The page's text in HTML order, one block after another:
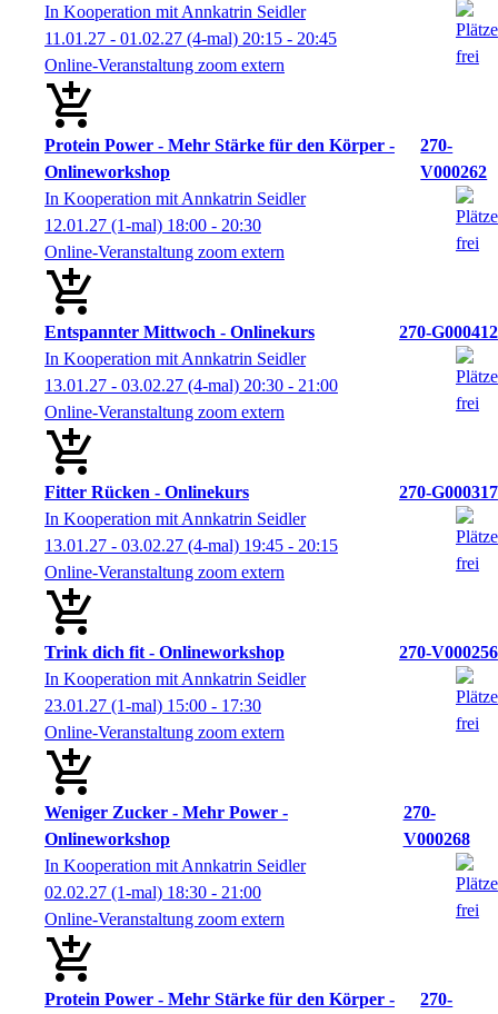
In Kooperation mit Annkatrin Seidler
11.01.27 - 01.02.27 (4-mal) 20:15 - 20:45
Online-Veranstaltung zoom extern
Protein Power - Mehr Stärke für den Körper -
Onlineworkshop
270-
V000262
In Kooperation mit Annkatrin Seidler
12.01.27 (1-mal) 18:00 - 20:30
Online-Veranstaltung zoom extern
Entspannter Mittwoch - Onlinekurs
270-G000412
In Kooperation mit Annkatrin Seidler
13.01.27 - 03.02.27 (4-mal) 20:30 - 21:00
Online-Veranstaltung zoom extern
Fitter Rücken - Onlinekurs
270-G000317
In Kooperation mit Annkatrin Seidler
13.01.27 - 03.02.27 (4-mal) 19:45 - 20:15
Online-Veranstaltung zoom extern
Trink dich fit - Onlineworkshop
270-V000256
In Kooperation mit Annkatrin Seidler
23.01.27 (1-mal) 15:00 - 17:30
Online-Veranstaltung zoom extern
Weniger Zucker - Mehr Power -
Onlineworkshop
270-
V000268
In Kooperation mit Annkatrin Seidler
02.02.27 (1-mal) 18:30 - 21:00
Online-Veranstaltung zoom extern
Protein Power - Mehr Stärke für den Körper -
270-